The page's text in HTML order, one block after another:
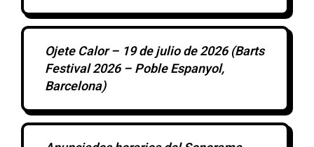
Ojete Calor – 19 de julio de 2026 (Barts
Festival 2026 – Poble Espanyol,
Barcelona)